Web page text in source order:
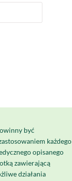
być
każdego
opisanego
zawierającą
działania